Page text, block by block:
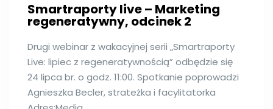
Smartraporty live – Marketing
regeneratywny, odcinek 2
Drugi webinar z wakacyjnej serii „Smartraporty
Live: lipiec z regeneratywnością” odbędzie się
24 lipca br. o godz. 11:00. Spotkanie poprowadzi
Agnieszka Becler, strateżka i facylitatorka